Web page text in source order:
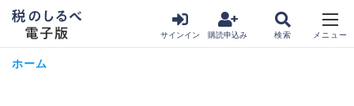
サインイン 購読申込み
ホーム